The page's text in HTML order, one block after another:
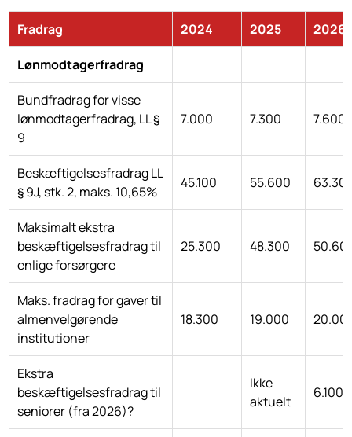
Fradrag 2024 2025 2026
Lønmodtagerfradrag
Bundfradrag for visse
lønmodtagerfradrag, LL §
9
7.000 7.300 7.600
Beskæftigelsesfradrag LL
§ 9J, stk. 2, maks. 10,65%
45.100 55.600
Maksimalt ekstra
beskæftigelsesfradrag til
enlige forsørgere
25.300 48.300
Maks. fradrag for gaver til
almenvelgørende
institutioner
18.300 19.000
Ekstra
beskæftigelsesfradrag til
seniorer (fra 2026)?
Ikke
aktuelt
6.100